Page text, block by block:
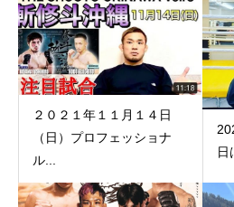
２０２１年１１月１４日
（日）プロフェッショナ
ル...
日